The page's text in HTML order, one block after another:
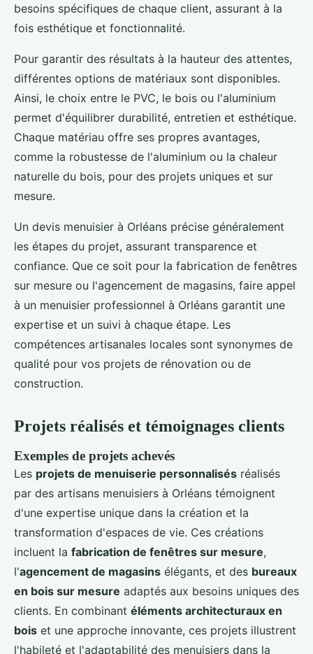
besoins spécifiques de chaque client, assurant à la
fois esthétique et fonctionnalité.
Pour garantir des résultats à la hauteur des attentes,
différentes options de matériaux sont disponibles.
Ainsi, le choix entre le PVC, le bois ou l'aluminium
permet d'équilibrer durabilité, entretien et esthétique.
Chaque matériau offre ses propres avantages,
comme la robustesse de l'aluminium ou la chaleur
naturelle du bois, pour des projets uniques et sur
mesure.
Un devis menuisier à Orléans précise généralement
les étapes du projet, assurant transparence et
confiance. Que ce soit pour la fabrication de fenêtres
sur mesure ou l'agencement de magasins, faire appel
à un menuisier professionnel à Orléans garantit une
expertise et un suivi à chaque étape. Les
compétences artisanales locales sont synonymes de
qualité pour vos projets de rénovation ou de
construction.
Projets réalisés et témoignages clients
Exemples de projets achevés
Les projets de menuiserie personnalisés réalisés
par des artisans menuisiers à Orléans témoignent
d'une expertise unique dans la création et la
transformation d'espaces de vie. Ces créations
incluent la fabrication de fenêtres sur mesure,
l'agencement de magasins élégants, et des bureaux
en bois sur mesure adaptés aux besoins uniques des
clients. En combinant éléments architecturaux en
bois et une approche innovante, ces projets illustrent
l'habileté et l'adaptabilité des menuisiers dans la